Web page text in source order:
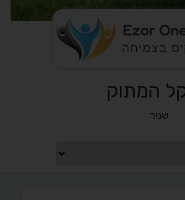
המתוק
שניר